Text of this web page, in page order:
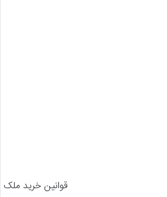
قوانین خرید ملک